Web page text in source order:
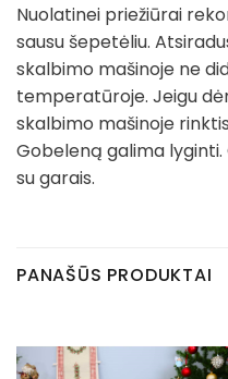
Nuolatinei priežiūrai
sausu šepetėliu.
skalbimo mašinoje ne
temperatūroje. Jeigu
skalbimo mašinoje
Gobeleną galima
su garais.
PANAŠŪS PRODUKTAI